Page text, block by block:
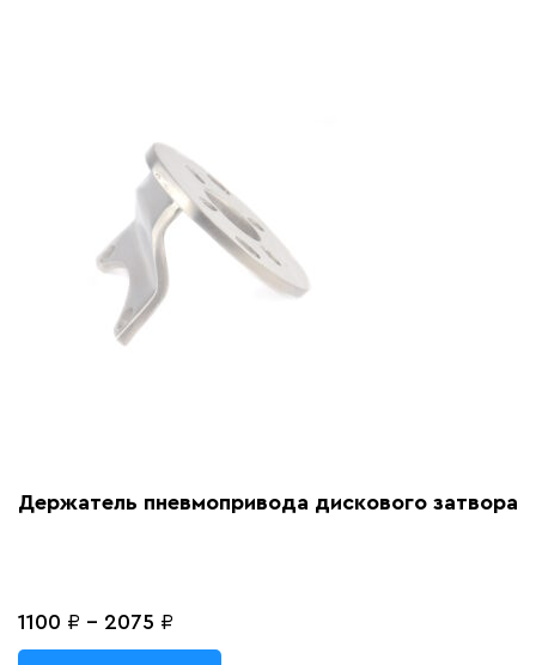
Держатель пневмопривода дискового затвора
1100 ₽ - 2075 ₽